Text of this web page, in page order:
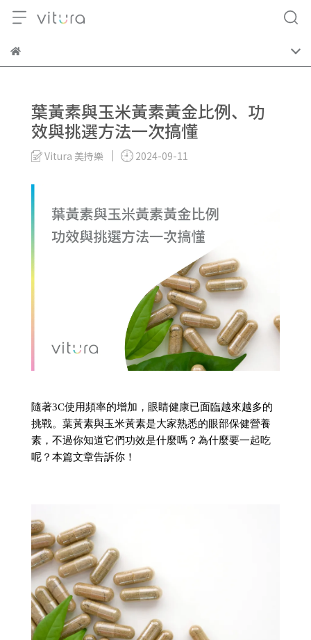
葉黃素與玉米黃素黃金比例、功
效與挑選方法一次搞懂
Vitura 美持樂 2024-09-11
隨著3C使用頻率的增加，眼睛健康已面臨越來越多的
挑戰。葉黃素與玉米黃素是大家熟悉的眼部保健營養
素，不過你知道它們功效是什麼嗎？為什麼要一起吃
呢？本篇文章告訴你！